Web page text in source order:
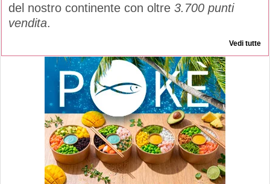
del nostro continente con oltre 3.700 punti
vendita.
Vedi tutte